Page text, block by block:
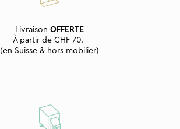
Livraison OFFERTE
À partir de CHF 70.-
(en Suisse & hors mobilier)